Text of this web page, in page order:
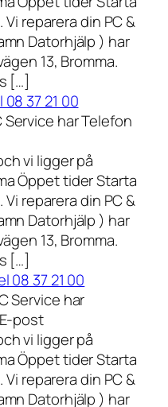
reparera din PC &
Datorhjälp ) har
13, Bromma.
[…]
37 21 00
Service har Telefon
vi ligger på
Öppet tider Starta
reparera din PC &
Datorhjälp ) har
13, Bromma.
[…]
08 37 21 00
Service har
post
vi ligger på
Öppet tider Starta
reparera din PC &
Datorhjälp ) har